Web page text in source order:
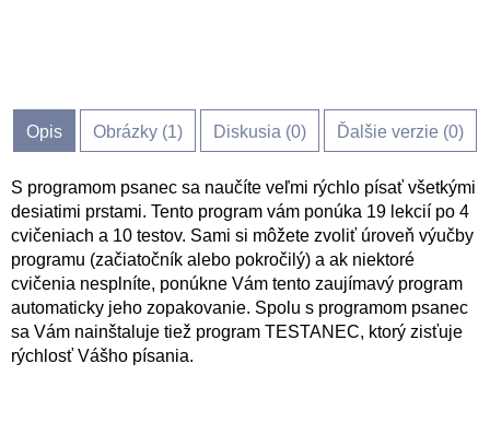
Opis Obrázky (1) Diskusia (0) Ďalšie verzie (0)
S programom psanec sa naučíte veľmi rýchlo písať všetkými
desiatimi prstami. Tento program vám ponúka 19 lekcií po 4
cvičeniach a 10 testov. Sami si môžete zvoliť úroveň výučby
programu (začiatočník alebo pokročilý) a ak niektoré
cvičenia nesplníte, ponúkne Vám tento zaujímavý program
automaticky jeho zopakovanie. Spolu s programom psanec
sa Vám nainštaluje tiež program TESTANEC, ktorý zisťuje
rýchlosť Vášho písania.